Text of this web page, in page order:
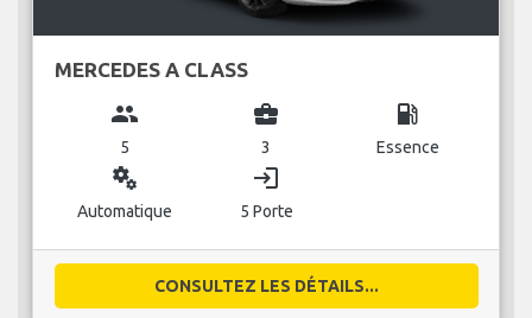
MERCEDES A CLASS
group
5
business_center
3
local_gas_station
Essence
miscellaneous_services
Automatique
login
5 Porte
CONSULTEZ LES DÉTAILS...